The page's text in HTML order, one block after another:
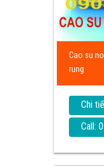
Cao su
rung
Chi
Call: